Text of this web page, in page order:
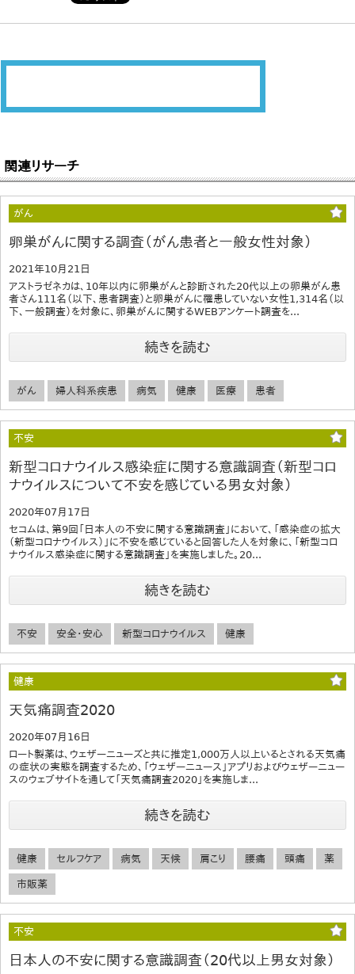
関連リサーチ
がん
卵巣がんに関する調査（がん患者と一般女性対象）
2021年10月21日
アストラゼネカは、10年以内に卵巣がんと診断された20代以上の卵巣がん患
者さん111名（以下、患者調査）と卵巣がんに罹患していない女性1,314名（以
下、一般調査）を対象に、卵巣がんに関するWEBアンケート調査を...
続きを読む
がん 婦人科系疾患 病気 健康 医療 患者
不安
新型コロナウイルス感染症に関する意識調査（新型コロ
ナウイルスについて不安を感じている男女対象）
2020年07月17日
セコムは、第9回「日本人の不安に関する意識調査」において、「感染症の拡大
（新型コロナウイルス）」に不安を感じていると回答した人を対象に、「新型コロ
ナウイルス感染症に関する意識調査」を実施しました。20...
続きを読む
不安 安全・安心 新型コロナウイルス 健康
健康
天気痛調査2020
2020年07月16日
ロート製薬は、ウェザーニューズと共に推定1,000万人以上いるとされる天気痛
の症状の実態を調査するため、「ウェザーニュース」アプリおよびウェザーニュー
スのウェブサイトを通して「天気痛調査2020」を実施しま...
続きを読む
健康 セルフケア 病気 天候 肩こり 腰痛 頭痛 薬
市販薬
不安
日本人の不安に関する意識調査（20代以上男女対象）